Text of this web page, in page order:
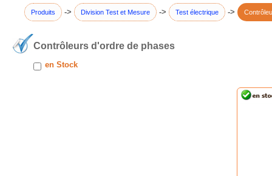
Produits -> Division Test et Mesure -> Test électrique ->
Contrôleurs d'ordre de phases
en Stock